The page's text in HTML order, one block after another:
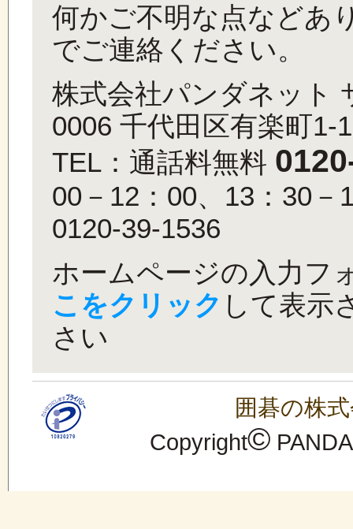
何かご不明な点などあ
でご連絡ください。
株式会社パンダネット
0006 千代田区有楽町1-
TEL：通話料無料
00－12：00、13：30
0120-39-1536
ホームページの入力
こをクリック して表示
さい
囲碁の株
Copyright©